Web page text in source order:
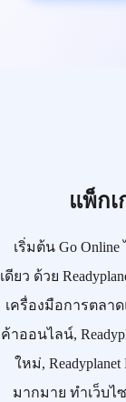
แพ็กเ
เริ่มต้น Go Online
เดียว ด้วย
เครื่องมือการตลา
ค้าออนไลน์,
ใหม่,
มากมาย ทำเว็บไ